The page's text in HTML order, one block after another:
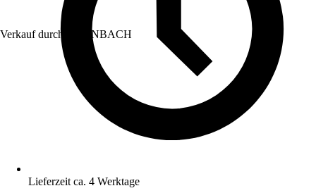
Verkauf durch: HORNBACH
Lieferzeit ca. 4 Werktage